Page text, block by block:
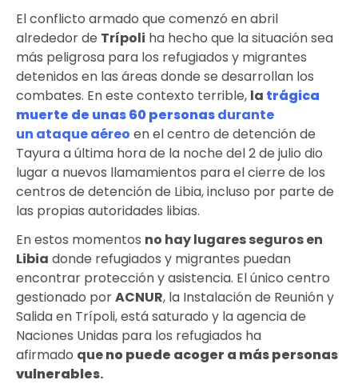
El conflicto armado que comenzó en abril
alrededor de Trípoli ha hecho que la situación sea
más peligrosa para los refugiados y migrantes
detenidos en las áreas donde se desarrollan los
combates. En este contexto terrible, la trágica
muerte de unas 60 personasdurante
un ataque aéreo en elcentro de detención de
Tayuraa última hora de la noche del 2 de julio dio
lugar a nuevos llamamientos para el cierre de los
centros de detención de Libia, incluso por parte de
las propias autoridades libias.
En estos momentos no hay lugares seguros en
Libia donde refugiados y migrantes puedan
encontrar protección y asistencia. El único centro
gestionado porACNUR, la Instalación de Reunión y
Salida en Trípoli, está saturado y la agencia de
Naciones Unidas para los refugiados ha
afirmado queno puede acoger a más personas
vulnerables.